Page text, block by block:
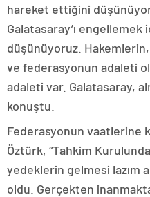
hareket ettiğini
Galatasaray’ı engellemek
düşünüyoruz.
ve federasyonun adaleti
adaleti var. Galatasaray,
konuştu.
Federasyonun vaatlerine
Öztürk, “Tahkim
yedeklerin gelmesi lazım
oldu. Gerçekten